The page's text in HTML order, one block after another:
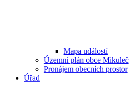
Mapa událostí
Územní plán obce Mikuleč
Pronájem obecních prostor
Úřad